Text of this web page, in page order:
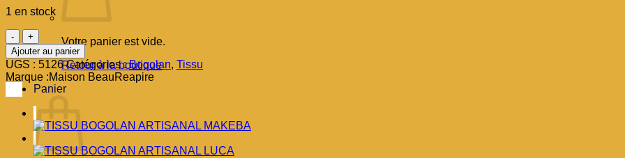
Votre panier est vide.
Retour à la boutique
Panier
1 en stock
quantité
de
TISSU
BOGOLAN
ARTISANAL
KAOO
Ajouter au panier
UGS : 5126 Catégories :Bogolan, Tissu
Marque :Maison BeauReapire